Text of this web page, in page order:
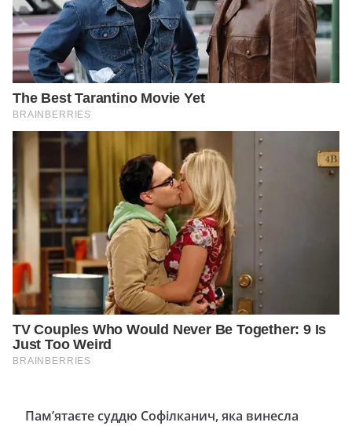
Пам’ятаєте суддю Софілканич, яка винесла